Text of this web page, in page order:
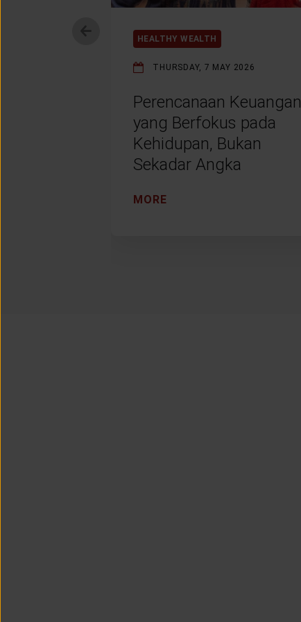
HEALTHY WEALTH
THURSDAY, 7 MAY 2026
Perencanaan Keuangan
yang Berfokus pada
Kehidupan, Bukan
Sekadar Angka
MORE